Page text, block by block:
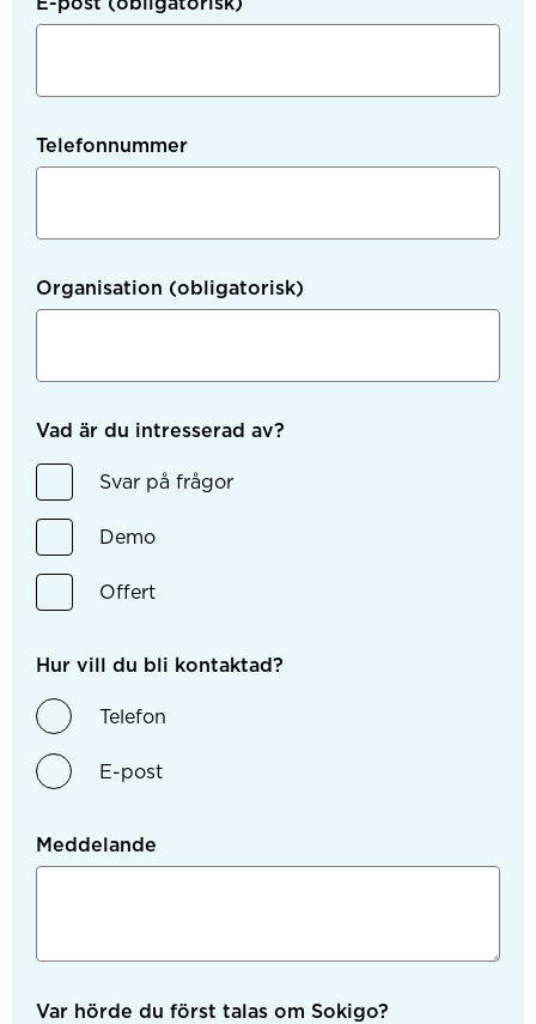
Telefonnummer
Organisation (obligatorisk)
Vad är du intresserad av?
Svar på frågor
Demo
Offert
Hur vill du bli kontaktad?
Telefon
E-post
Meddelande
Var hörde du först talas om Sokigo?